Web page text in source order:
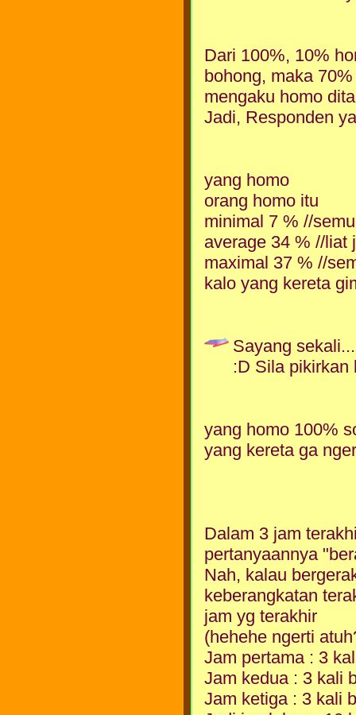
Dari 100%, 10%
bohong, maka
mengaku homo
Jadi, Responden
yang homo
orang homo itu
minimal 7 % //
average 34 % //liat
maximal 37 % //
kalo yang kereta
Sayang
:D Sila pikirkan
yang homo 100%
yang kereta ga
Dalam 3 jam
pertanyaannya
Nah, kalau
keberangkatan
jam yg terakhir
(hehehe ngerti
Jam pertama : 3
Jam kedua : 3 kali
Jam ketiga : 3 kali